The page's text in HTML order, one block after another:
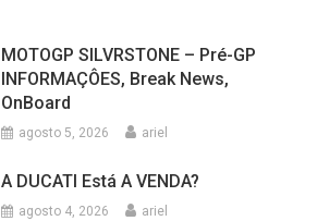
MOTOGP SILVRSTONE – Pré-GP
INFORMAÇÔES, Break News,
OnBoard
agosto 5, 2026 ariel
A DUCATI Está A VENDA?
agosto 4, 2026 ariel